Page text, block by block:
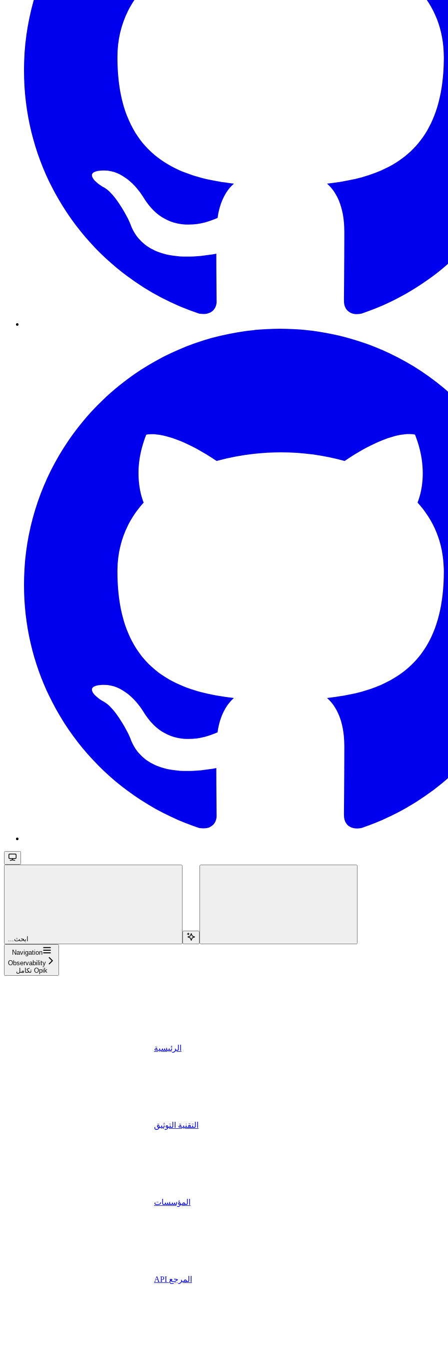
...ابحث
Navigation
Observability
تكامل Opik
الرئيسية
التقنية التوثيق
المؤسسات
API المرجع